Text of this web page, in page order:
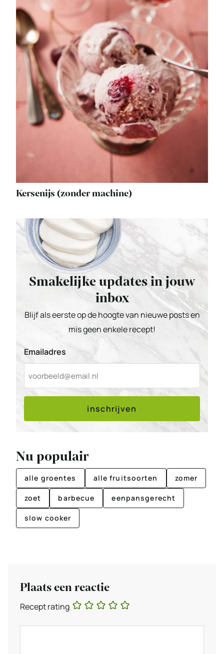
Kersenijs (zonder machine)
Smakelijke updates in jouw
inbox
Blijf als eerste op de hoogte van nieuwe posts en
mis geen enkele recept!
Emailadres
inschrijven
Nu populair
alle groentes alle fruitsoorten zomer
zoet barbecue eenpansgerecht
slow cooker
Plaats een reactie
Recept rating